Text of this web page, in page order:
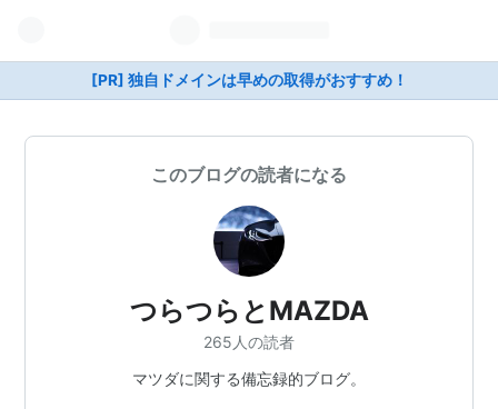
[PR] 独自ドメインは早めの取得がおすすめ！
このブログの読者になる
つらつらとMAZDA
265人の読者
マツダに関する備忘録的ブログ。